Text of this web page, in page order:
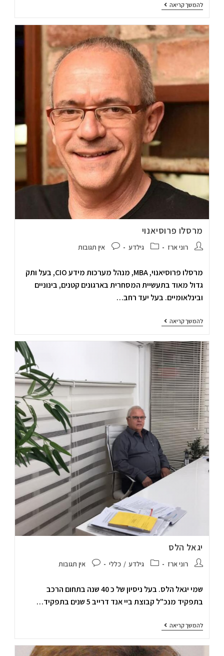
להמשך קריאה
מרסלו פרוסיאנוי
רוני ארז גילדע אין תגובות
מרסלו פרוסיאנוי, MBA, מנהל מערכות מידע CIO, בעל ותק
גדול מאוד בתעשיית המסחרית בארגונים קטנים, בינוניים
ובינלאומיים. בעל יעד רחב…
להמשך קריאה
יגאל הלס
רוני ארז גילדע / כללי אין תגובות
שמי יגאל הלס. בעל ניסיון של כ 40 שנה בתחום הרכב
בתפקיד מנכ"ל קבוצת ביי אנד דרייב 5 שנים בתפקיד…
להמשך קריאה